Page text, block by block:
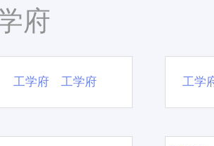
府
工学府 工学府 工学